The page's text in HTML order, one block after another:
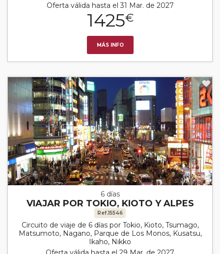
Oferta válida hasta el 31 Mar. de 2027
1425€
MÁS INFO
6 días
VIAJAR POR TOKIO, KIOTO Y ALPES
Ref.15546
Circuito de viaje de 6 días por Tokio, Kioto, Tsumago,
Matsumoto, Nagano, Parque de Los Monos, Kusatsu,
Ikaho, Nikko